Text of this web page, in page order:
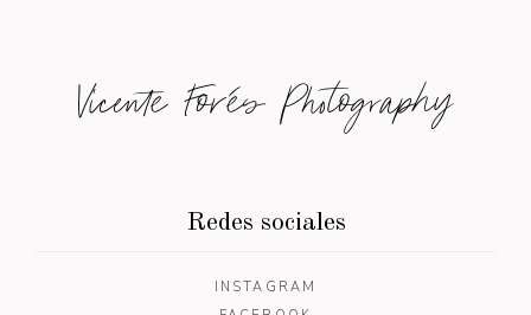
Vicente Forés Photography
Redes sociales
INSTAGRAM